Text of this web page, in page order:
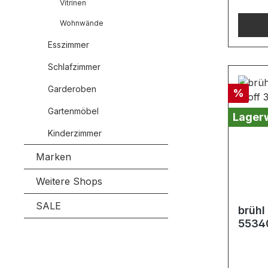
Vitrinen
Wohnwände
Esszimmer
Schlafzimmer
Garderoben
Gartenmöbel
Kinderzimmer
Marken
Weitere Shops
SALE
laden
einer
5270-
Rabatt
%
brühl